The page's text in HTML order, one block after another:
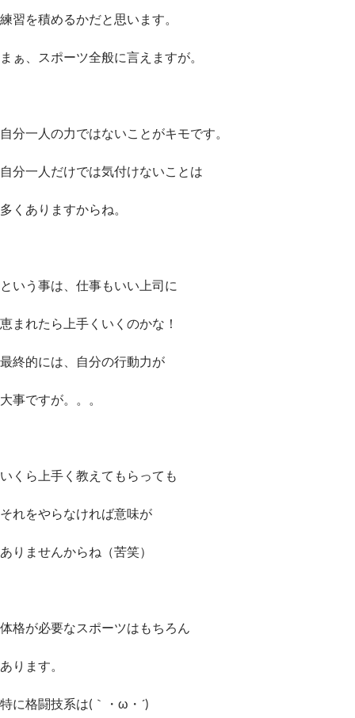
練習を積めるかだと思います。
まぁ、スポーツ全般に言えますが。
自分一人の力ではないことがキモです。
自分一人だけでは気付けないことは
多くありますからね。
という事は、仕事もいい上司に
恵まれたら上手くいくのかな！
最終的には、自分の行動力が
大事ですが。。。
いくら上手く教えてもらっても
それをやらなければ意味が
ありませんからね（苦笑）
体格が必要なスポーツはもちろん
あります。
特に格闘技系は(｀・ω・´)ゞ